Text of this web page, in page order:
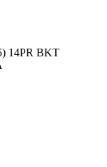
14PR BKT